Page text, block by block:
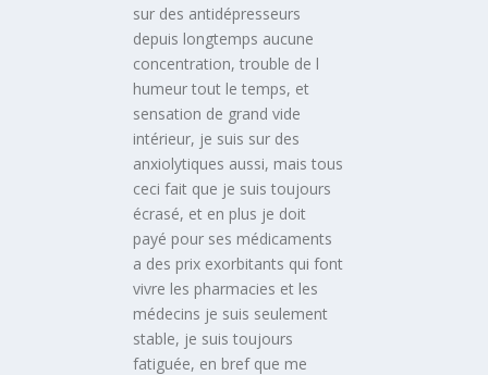
sur des antidépresseurs
depuis longtemps aucune
concentration, trouble de l
humeur tout le temps, et
sensation de grand vide
intérieur, je suis sur des
anxiolytiques aussi, mais tous
ceci fait que je suis toujours
écrasé, et en plus je doit
payé pour ses médicaments
a des prix exorbitants qui font
vivre les pharmacies et les
médecins je suis seulement
stable, je suis toujours
fatiguée, en bref que me